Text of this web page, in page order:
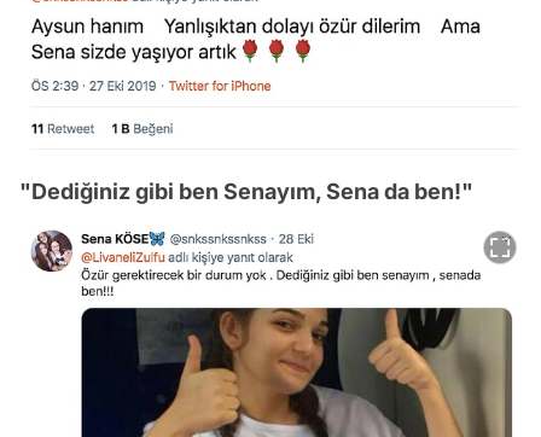
"Dediğiniz gibi ben Senayım, Sena da ben!"